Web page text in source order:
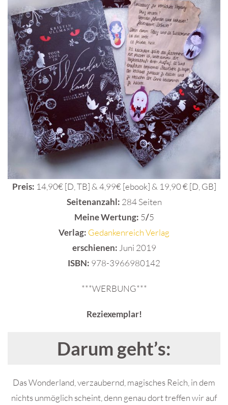
Preis: 14,90€ [D, TB] & 4,99€ [ebook] & 19,90 € [D, GB]
Seitenanzahl: 284 Seiten
Meine Wertung: 5/5
Verlag: Gedankenreich Verlag
erschienen: Juni 2019
ISBN: 978-3966980142
***WERBUNG***
Reziexemplar!
Darum geht’s:
Das Wonderland, verzaubernd, magisches Reich, in dem
nichts unmöglich scheint, denn genau dort treffen wir auf